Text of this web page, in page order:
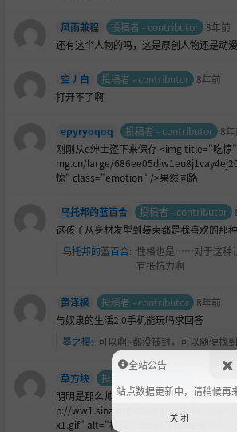
风雨兼程 投稿者 - contributor 8年前
还有这个人物的吗，这是原创人物还是动
空丿白 投稿者 - contributor 8年前
打开不了啊
epyryoqoq 投稿者 - contributor 8
刚刚从e绅士盗下来保存 <img title="吃
mg.cn/large/
惊" class="emotion" />果然同路
乌托邦的蓝百合 投稿者 - contributor
这孩子从身材发型到装束都是我喜欢的
乌托邦的蓝百合: 性格也是……对于这种
有抵抗力啊
黄泽枫 投稿者 - contributor 8年前
与奴隶的生活2.0手机能玩吗求回答
墨之樱: 可以啊~都没被封，可以随便找
草方块 投稿者 - contributor
明明是那么帅的女孩子，为什么要弄死
p://ww1.sinaimg.cn/large/
x1.gif" alt="杯具" class="emotion" />
全站公告
站点数据更新中，请稍候再
关闭